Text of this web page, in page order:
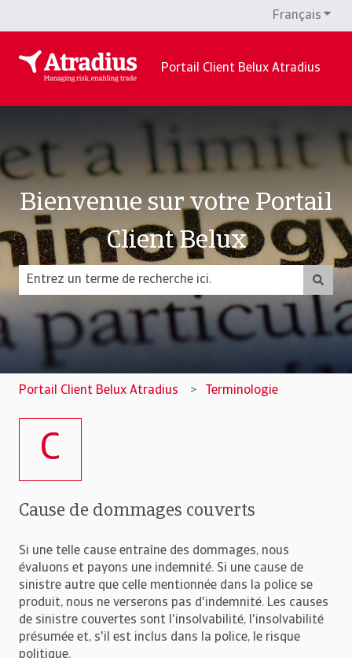
Français
Portail Client Belux Atradius
Bienvenue sur votre Portail
Client Belux
Il n'y a aucune suggestion car le champ de recherche est vide.
Portail Client Belux Atradius Terminologie
C
Cause de dommages couverts
Si une telle cause entraîne des dommages, nous
évaluons et payons une indemnité. Si une cause de
sinistre autre que celle mentionnée dans la police se
produit, nous ne verserons pas d'indemnité. Les causes
de sinistre couvertes sont l'insolvabilité, l'insolvabilité
présumée et, s'il est inclus dans la police, le risque
politique.